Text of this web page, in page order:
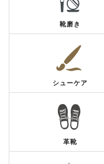
靴磨き
シューケア
革靴